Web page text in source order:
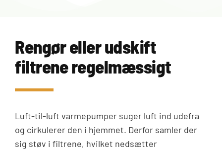
Rengør eller udskift
filtrene regelmæssigt
Luft-til-luft varmepumper suger luft ind udefra
og cirkulerer den i hjemmet. Derfor samler der
sig støv i filtrene, hvilket nedsætter